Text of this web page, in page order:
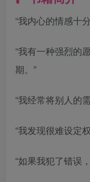
“我内心的情感十
“我有一种强烈的
期。”
“我经常将别人的
“我发现很难设定
“如果我犯了错误